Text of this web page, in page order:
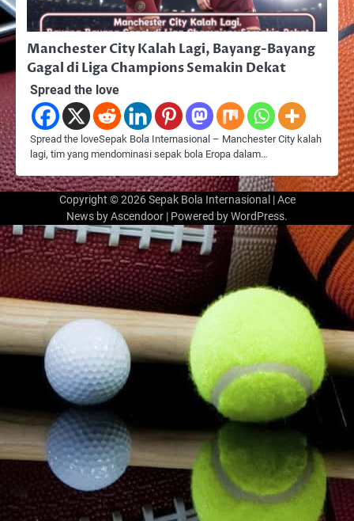
Manchester City Kalah Lagi, Bayang-Bayang
Gagal di Liga Champions Semakin Dekat
Spread the love
Spread the loveSepak Bola Internasional – Manchester City kalah
lagi, tim yang mendominasi sepak bola Eropa dalam…
Copyright © 2026Sepak Bola Internasional | Ace
News byAscendoor | Powered byWordPress.